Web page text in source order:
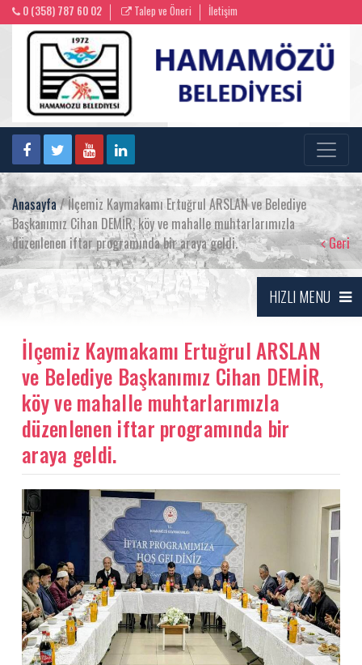
0 (358) 787 60 02 Talep ve Öneri İletişim
Anasayfa/ İlçemiz Kaymakamı Ertuğrul ARSLAN ve Belediye
Başkanımız Cihan DEMİR, köy ve mahalle muhtarlarımızla
düzenlenen iftar programında bir araya geldi.
Geri
HIZLI MENU
İlçemiz Kaymakamı Ertuğrul ARSLAN
ve Belediye Başkanımız Cihan DEMİR,
köy ve mahalle muhtarlarımızla
düzenlenen iftar programında bir
araya geldi.